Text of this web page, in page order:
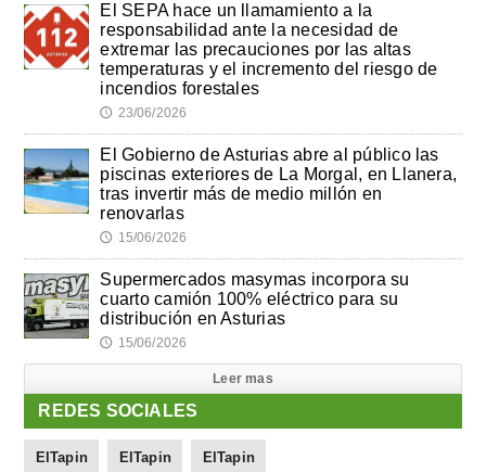
El SEPA hace un llamamiento a la
responsabilidad ante la necesidad de
extremar las precauciones por las altas
temperaturas y el incremento del riesgo de
incendios forestales
🕔 23/06/2026
El Gobierno de Asturias abre al público las
piscinas exteriores de La Morgal, en Llanera,
tras invertir más de medio millón en
renovarlas
🕔 15/06/2026
Supermercados masymas incorpora su
cuarto camión 100% eléctrico para su
distribución en Asturias
🕔 15/06/2026
Leer mas
REDES SOCIALES
ElTapin ElTapin ElTapin